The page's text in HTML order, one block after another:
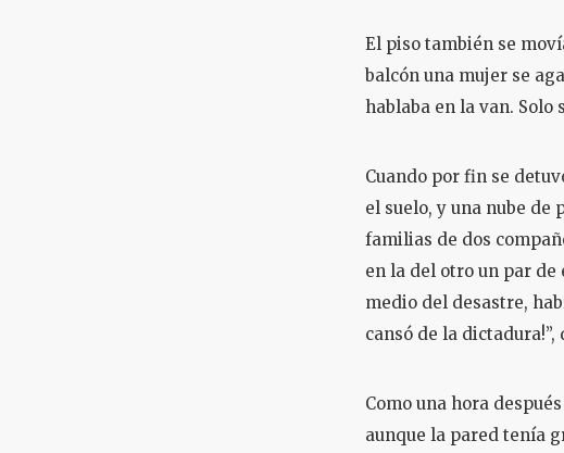
El piso también se
balcón una mujer se
hablaba en la van.
Cuando por fin se
el suelo, y una nube de
familias de dos
en la del otro un par de
medio del desastre,
cansó de la
Como una hora
aunque la pared tenía